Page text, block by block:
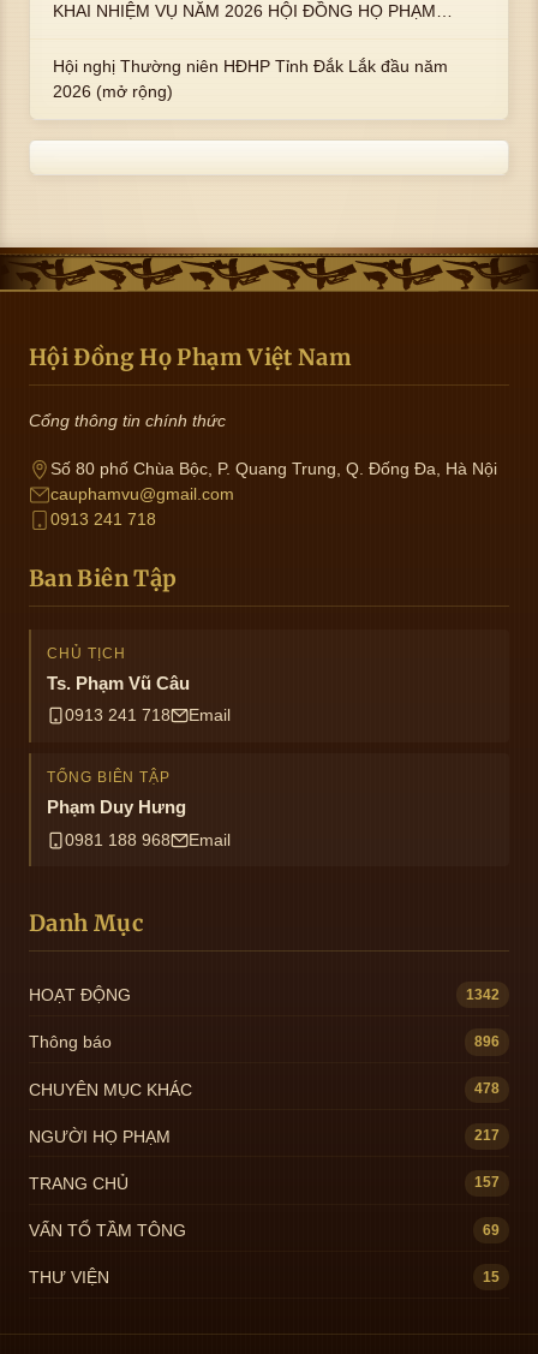
KHAI NHIỆM VỤ NĂM 2026 HỘI ĐỒNG HỌ PHẠM
Hội nghị Thường niên HĐHP Tỉnh Đắk Lắk đầu năm
2026 (mở rộng)
Hội Đồng Họ Phạm Việt Nam
Cổng thông tin chính thức
Số 80 phố Chùa Bộc, P. Quang Trung, Q. Đống Đa, Hà Nội
cauphamvu@gmail.com
0913 241 718
Ban Biên Tập
CHỦ TỊCH
Ts. Phạm Vũ Câu
0913 241 718 Email
TỔNG BIÊN TẬP
Phạm Duy Hưng
0981 188 968 Email
Danh Mục
HOẠT ĐỘNG 1342
Thông báo 896
CHUYÊN MỤC KHÁC 478
NGƯỜI HỌ PHẠM 217
TRANG CHỦ 157
VẤN TỔ TẦM TÔNG 69
THƯ VIỆN 15